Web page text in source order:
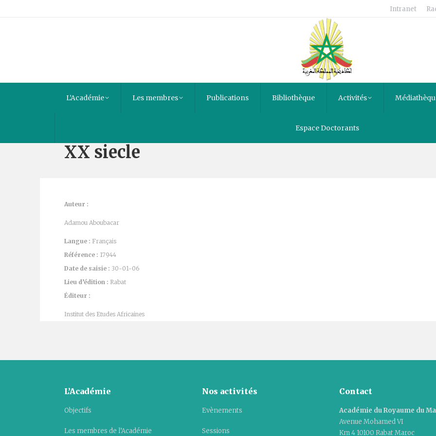
Intranet
L’Académie Les membres Publications Bibliothèque Activités
Espace Doctorants
Les Relations entre les deux rives du Sahara
XX siecle
Auteur :
Adamou Aboubacar
Langue : Français
Référence : 17944
Date de saisie : 30-01-06
Lieu d’édition : Rabat
Éditeur :
Institut des Etudes Africaines
L’Académie
Objectifs
Les membres de l’Académie
Nos activités
Evènements
Sessions
Contact
Académie du Royaume du
Avenue Mohamed VI
Km 4 10100 Rabat Maroc